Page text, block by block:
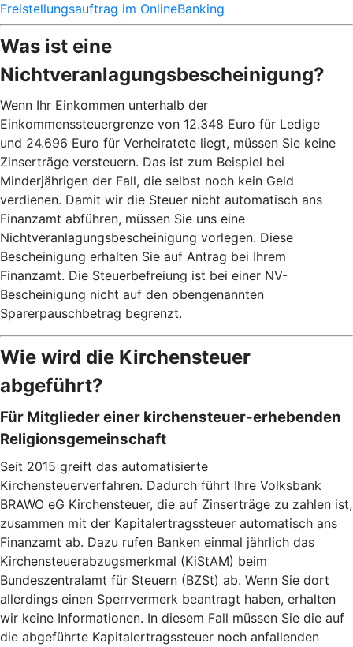
Freistellungsauftrag im OnlineBanking
Was ist eine
Nichtveranlagungsbescheinigung?
Wenn Ihr Einkommen unterhalb der
Einkommenssteuergrenze von 12.348 Euro für Ledige
und 24.696 Euro für Verheiratete liegt, müssen Sie keine
Zinserträge versteuern. Das ist zum Beispiel bei
Minderjährigen der Fall, die selbst noch kein Geld
verdienen. Damit wir die Steuer nicht automatisch ans
Finanzamt abführen, müssen Sie uns eine
Nichtveranlagungsbescheinigung vorlegen. Diese
Bescheinigung erhalten Sie auf Antrag bei Ihrem
Finanzamt. Die Steuerbefreiung ist bei einer NV-
Bescheinigung nicht auf den obengenannten
Sparerpauschbetrag begrenzt.
Wie wird die Kirchensteuer
abgeführt?
Für Mitglieder einer kirchensteuer-erhebenden
Religionsgemeinschaft
Seit 2015 greift das automatisierte
Kirchensteuerverfahren. Dadurch führt Ihre Volksbank
BRAWO eG Kirchensteuer, die auf Zinserträge zu zahlen ist,
zusammen mit der Kapitalertragssteuer automatisch ans
Finanzamt ab. Dazu rufen Banken einmal jährlich das
Kirchensteuerabzugsmerkmal (KiStAM) beim
Bundeszentralamt für Steuern (BZSt) ab. Wenn Sie dort
allerdings einen Sperrvermerk beantragt haben, erhalten
wir keine Informationen. In diesem Fall müssen Sie die auf
die abgeführte Kapitalertragssteuer noch anfallenden